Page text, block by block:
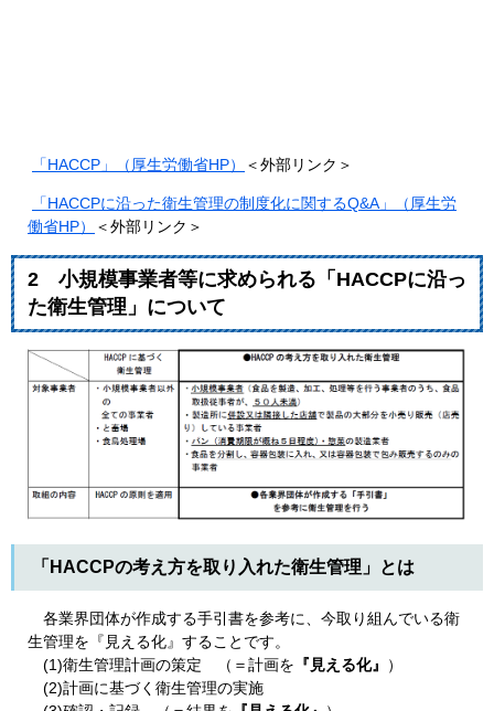
「HACCP」（厚生労働省HP） ＜外部リンク＞
「HACCPに沿った衛生管理の制度化に関するQ&A」（厚生労
働省HP）
＜外部リンク＞
2 小規模事業者等に求められる「HACCPに沿っ
た衛生管理」について
「HACCPの考え方を取り入れた衛生管理」とは
各業界団体が作成する手引書を参考に、今取り組んでいる衛
生管理を『見える化』することです。
(1)衛生管理計画の策定 （＝計画を 『見える化』
）
(2)計画に基づく衛生管理の実施